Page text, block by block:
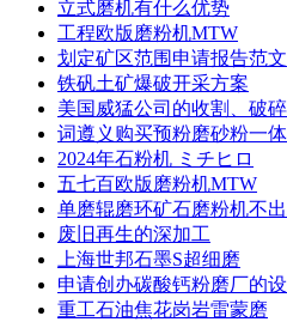
立式磨机有什么优势
工程欧版磨粉机MTW
划定矿区范围申请报告范文
铁矾土矿爆破开采方案
美国威猛公司的收割、破
词遵义购买预粉磨砂粉一
2024年石粉机 ミチヒロ
五七百欧版磨粉机MTW
单磨辊磨环矿石磨粉机不
废旧再生的深加工
上海世邦石墨S超细磨
申请创办碳酸钙粉磨厂的
重工石油焦花岗岩雷蒙磨